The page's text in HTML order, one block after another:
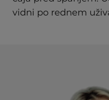
vidni po rednem